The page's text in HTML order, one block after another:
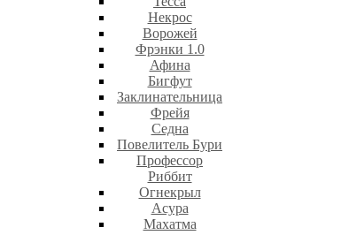
Некрос
Ворожей
Фрэнки 1.0
Афина
Бигфут
Заклинательница
Фрейя
Седна
Повелитель Бури
Профеcсор
Риббит
Огнекрыл
Асура
Махатма